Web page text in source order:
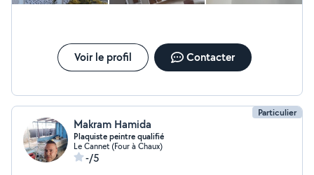
Voir le profil Contacter
Particulier
Makram Hamida
Plaquiste peintre qualifié
Le Cannet (Four à Chaux)
-/5